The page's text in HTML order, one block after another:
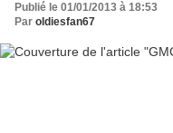
Publié le 01/01/2013 à 18:53
Par oldiesfan67